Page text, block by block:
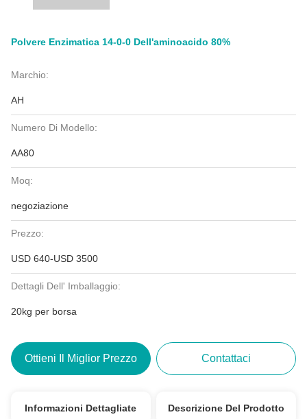
Polvere Enzimatica 14-0-0 Dell'aminoacido 80%
Marchio:
AH
Numero Di Modello:
AA80
Moq:
negoziazione
Prezzo:
USD 640-USD 3500
Dettagli Dell' Imballaggio:
20kg per borsa
Ottieni Il Miglior Prezzo Contattaci
Informazioni Dettagliate Descrizione Del Prodotto